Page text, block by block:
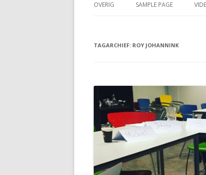
OVERIG SAMPLE PAGE
TAGARCHIEF: ROY JOHANNINK